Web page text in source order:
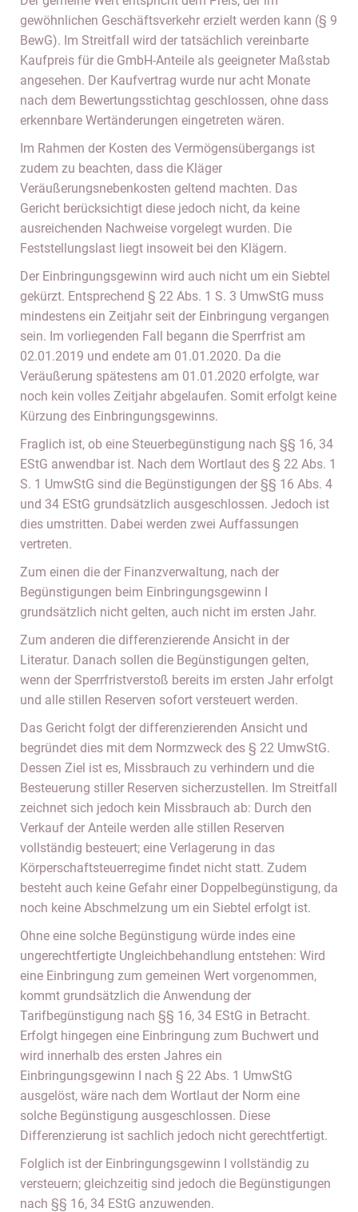
gewöhnlichen Geschäftsverkehr erzielt werden kann (§ 9
BewG). Im Streitfall wird der tatsächlich vereinbarte
Kaufpreis für die GmbH-Anteile als geeigneter Maßstab
angesehen. Der Kaufvertrag wurde nur acht Monate
nach dem Bewertungsstichtag geschlossen, ohne dass
erkennbare Wertänderungen eingetreten wären.
Im Rahmen der Kosten des Vermögensübergangs ist
zudem zu beachten, dass die Kläger
Veräußerungsnebenkosten geltend machten. Das
Gericht berücksichtigt diese jedoch nicht, da keine
ausreichenden Nachweise vorgelegt wurden. Die
Feststellungslast liegt insoweit bei den Klägern.
Der Einbringungsgewinn wird auch nicht um ein Siebtel
gekürzt. Entsprechend § 22 Abs. 1 S. 3 UmwStG muss
mindestens ein Zeitjahr seit der Einbringung vergangen
sein. Im vorliegenden Fall begann die Sperrfrist am
02.01.2019 und endete am 01.01.2020. Da die
Veräußerung spätestens am 01.01.2020 erfolgte, war
noch kein volles Zeitjahr abgelaufen. Somit erfolgt keine
Kürzung des Einbringungsgewinns.
Fraglich ist, ob eine Steuerbegünstigung nach §§ 16, 34
EStG anwendbar ist. Nach dem Wortlaut des § 22 Abs. 1
S. 1 UmwStG sind die Begünstigungen der §§ 16 Abs. 4
und 34 EStG grundsätzlich ausgeschlossen. Jedoch ist
dies umstritten. Dabei werden zwei Auffassungen
vertreten.
Zum einen die der Finanzverwaltung, nach der
Begünstigungen beim Einbringungsgewinn I
grundsätzlich nicht gelten, auch nicht im ersten Jahr.
Zum anderen die differenzierende Ansicht in der
Literatur. Danach sollen die Begünstigungen gelten,
wenn der Sperrfristverstoß bereits im ersten Jahr erfolgt
und alle stillen Reserven sofort versteuert werden.
Das Gericht folgt der differenzierenden Ansicht und
begründet dies mit dem Normzweck des § 22 UmwStG.
Dessen Ziel ist es, Missbrauch zu verhindern und die
Besteuerung stiller Reserven sicherzustellen. Im Streitfall
zeichnet sich jedoch kein Missbrauch ab: Durch den
Verkauf der Anteile werden alle stillen Reserven
vollständig besteuert; eine Verlagerung in das
Körperschaftsteuerregime findet nicht statt. Zudem
besteht auch keine Gefahr einer Doppelbegünstigung, da
noch keine Abschmelzung um ein Siebtel erfolgt ist.
Ohne eine solche Begünstigung würde indes eine
ungerechtfertigte Ungleichbehandlung entstehen: Wird
eine Einbringung zum gemeinen Wert vorgenommen,
kommt grundsätzlich die Anwendung der
Tarifbegünstigung nach §§ 16, 34 EStG in Betracht.
Erfolgt hingegen eine Einbringung zum Buchwert und
wird innerhalb des ersten Jahres ein
Einbringungsgewinn I nach § 22 Abs. 1 UmwStG
ausgelöst, wäre nach dem Wortlaut der Norm eine
solche Begünstigung ausgeschlossen. Diese
Differenzierung ist sachlich jedoch nicht gerechtfertigt.
Folglich ist der Einbringungsgewinn I vollständig zu
versteuern; gleichzeitig sind jedoch die Begünstigungen
nach §§ 16, 34 EStG anzuwenden.